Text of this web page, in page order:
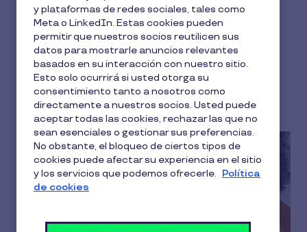
importancia de tener
comunicados a los
empleados
7 min de lectura 30 Abril 2025
y plataformas de redes sociales, tales como
Meta o LinkedIn. Estas cookies pueden
permitir que nuestros socios reutilicen sus
datos para mostrarle anuncios relevantes
basados en su interacción con nuestro sitio.
Esto solo ocurrirá si usted otorga su
consentimiento tanto a nosotros como
directamente a nuestros socios. Usted puede
aceptar todas las cookies, rechazar las que no
sean esenciales o gestionar sus preferencias.
No obstante, el bloqueo de ciertos tipos de
cookies puede afectar su experiencia en el sitio
y los servicios que podemos ofrecerle. Política
de cookies